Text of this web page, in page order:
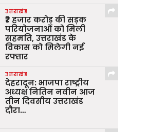
उत्तराखंड
₹7 हजार करोड़ की सड़क
परियोजनाओं को मिली
सहमति, उत्तराखंड के
विकास को मिलेगी नई
रफ्तार
उत्तराखंड
देहरादून: भाजपा राष्ट्रीय
अध्यक्ष नितिन नवीन आज
तीन दिवसीय उत्तराखंड
दौरा…